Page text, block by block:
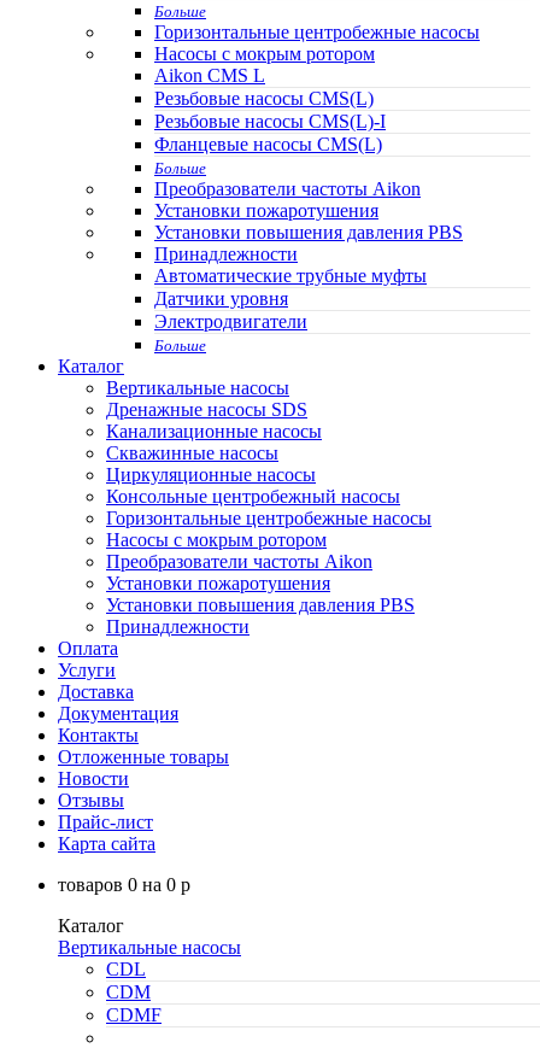
Больше
Горизонтальные центробежные насосы
Насосы с мокрым ротором
Aikon CMS L
Резьбовые насосы CMS(L)
Резьбовые насосы CMS(L)-I
Фланцевые насосы CMS(L)
Больше
Преобразователи частоты Aikon
Установки пожаротушения
Установки повышения давления PBS
Принадлежности
Автоматические трубные муфты
Датчики уровня
Электродвигатели
Больше
Каталог
Вертикальные насосы
Дренажные насосы SDS
Канализационные насосы
Скважинные насосы
Циркуляционные насосы
Консольные центробежный насосы
Горизонтальные центробежные насосы
Насосы с мокрым ротором
Преобразователи частоты Aikon
Установки пожаротушения
Установки повышения давления PBS
Принадлежности
Оплата
Услуги
Доставка
Документация
Контакты
Отложенные товары
Новости
Отзывы
Прайс-лист
Карта сайта
товаров 0 на 0 p
Каталог
Вертикальные насосы
CDL
CDM
CDMF